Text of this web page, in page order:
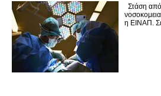
Στάση
η ΕΙΝΑΠ.